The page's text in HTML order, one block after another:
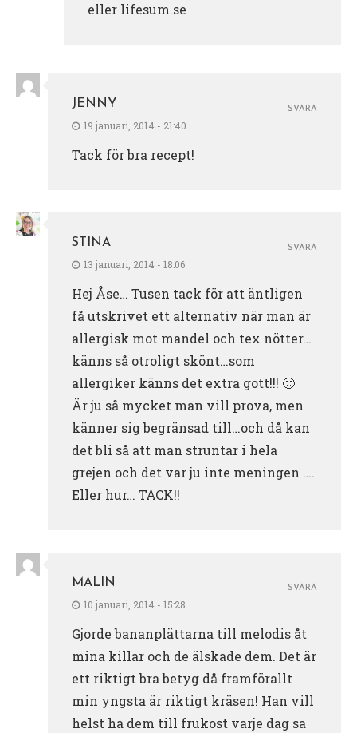
eller lifesum.se
JENNY
19 januari, 2014 - 21:40
Tack för bra recept!
SVARA
STINA
13 januari, 2014 - 18:06
Hej Åse… Tusen tack för att äntligen
få utskrivet ett alternativ när man är
allergisk mot mandel och tex nötter…
känns så otroligt skönt…som
allergiker känns det extra gott!!! 🙂
Är ju så mycket man vill prova, men
känner sig begränsad till…och då kan
det bli så att man struntar i hela
grejen och det var ju inte meningen ….
Eller hur… TACK!!
SVARA
MALIN
10 januari, 2014 - 15:28
Gjorde bananplättarna till melodis åt
mina killar och de älskade dem. Det är
ett riktigt bra betyg då framförallt
min yngsta är riktigt kräsen! Han vill
helst ha dem till frukost varje dag sa
SVARA